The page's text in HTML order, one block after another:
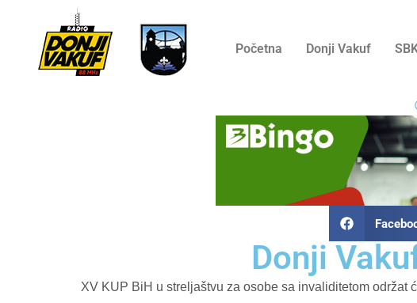
Početna Donji Vakuf
Donji
XV KUP BiH u streljaštvu za osobe sa invaliditetom